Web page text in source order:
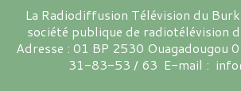
La Radiodiffusion Télévision du
société publique de radiotélévision
Adresse : 01 BP 2530 Ouagadougou
31-83-53 / 63 E-mail :